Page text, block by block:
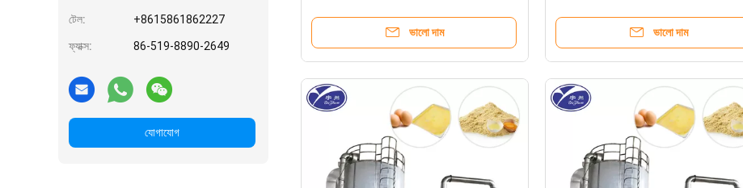
টেল: +8615861862227
ফ্যাক্স: 86-519-8890-2649
যোগাযোগ
ভালো দাম ভালো দাম